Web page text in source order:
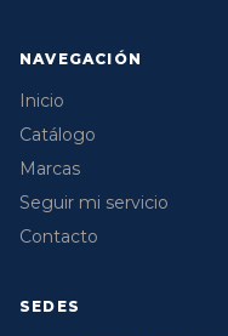
NAVEGACIÓN
Inicio
Catálogo
Marcas
Seguir mi servicio
Contacto
SEDES